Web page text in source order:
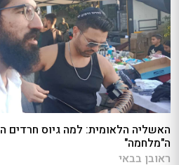
האשליה הלאומית: למה גיוס חרדים
ה"מלחמה"
ראובן בבאי